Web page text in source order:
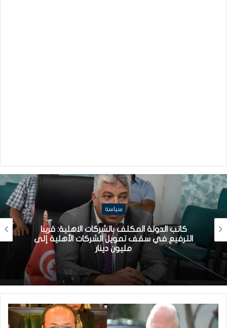
سياسة
كاتب الدولة المكلف بالشركات الاهلية: قريبا
الترفيع في سقف تمويل الشركات الأهلية إلى
مليون دينار